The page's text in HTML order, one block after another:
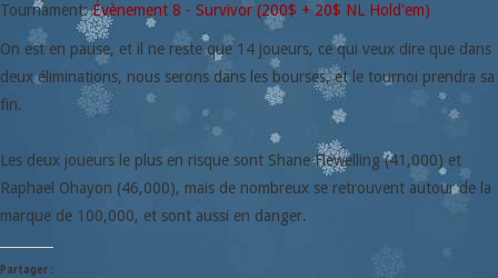
Tournament:Évènement 8 - Survivor (200$ + 20$ NL Hold'em)
On est en pause, et il ne reste que 14 joueurs, ce qui veux dire que dans
deux éliminations, nous serons dans les bourses, et le tournoi prendra sa
fin.
Les deux joueurs le plus en risque sont Shane Flewelling (41,000) et
Raphael Ohayon (46,000), mais de nombreux se retrouvent autour de la
marque de 100,000, et sont aussi en danger.
Partager :